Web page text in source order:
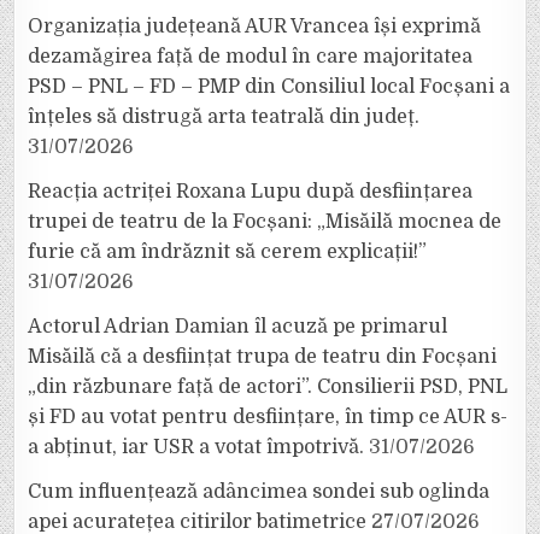
Organizația județeană AUR Vrancea își exprimă
dezamăgirea față de modul în care majoritatea
PSD – PNL – FD – PMP din Consiliul local Focșani a
înțeles să distrugă arta teatrală din județ.
31/07/2026
Reacția actriței Roxana Lupu după desființarea
trupei de teatru de la Focșani: „Misăilă mocnea de
furie că am îndrăznit să cerem explicații!”
31/07/2026
Actorul Adrian Damian îl acuză pe primarul
Misăilă că a desființat trupa de teatru din Focșani
„din răzbunare față de actori”. Consilierii PSD, PNL
și FD au votat pentru desființare, în timp ce AUR s-
a abținut, iar USR a votat împotrivă. 31/07/2026
Cum influențează adâncimea sondei sub oglinda
apei acuratețea citirilor batimetrice 27/07/2026